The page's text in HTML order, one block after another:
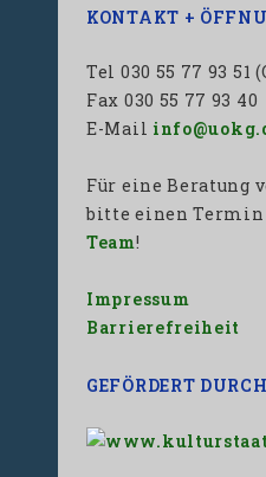
KONTAKT +
Tel 030 55 77 93 51
Fax 030 55 77 93 40
E-Mail
Für eine Beratung
bitte einen
Team!
Impressum
Barrierefreiheit
GEFÖRDERT DURCH